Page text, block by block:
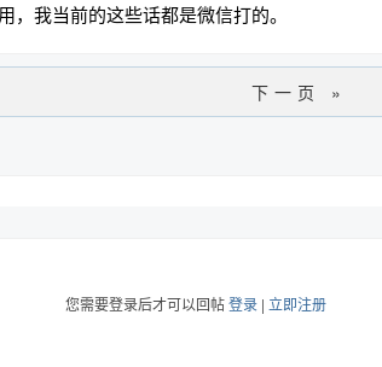
，我当前的这些话都是微信打的。
下一页 »
您需要登录后才可以回帖登录 | 立即注册